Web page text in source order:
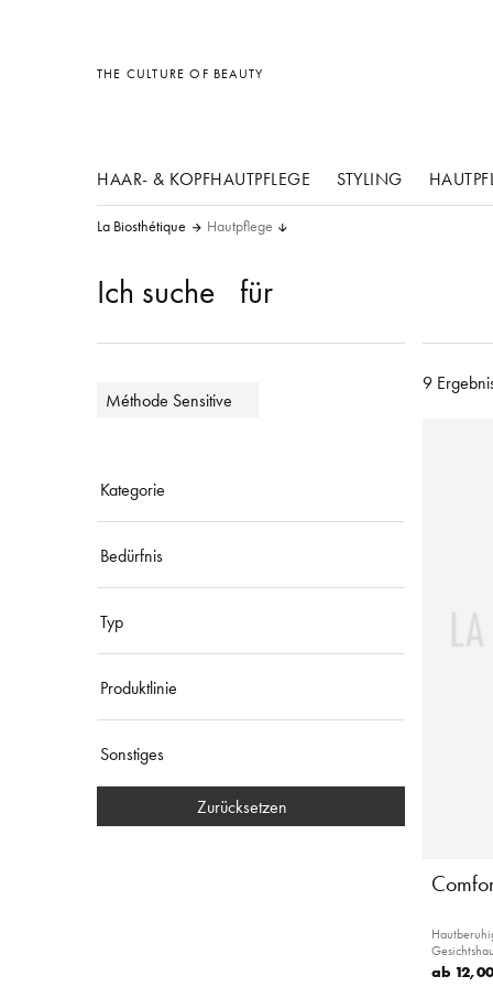
THE CULTURE OF BEAUTY
HAAR- & KOPFHAUTPFLEGE STYLING
Sonstiges
La Biosthétique Hautpflege
Ich suche für
Méthode Sensitive
Kategorie
Bedürfnis
Typ
Produktlinie
Sonstiges
Zurücksetzen
9
ab